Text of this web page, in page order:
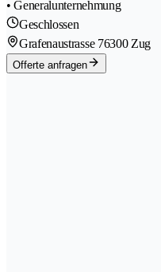
• Generalunternehmung
Geschlossen
Grafenaustrasse 76300 Zug
Offerte anfragen